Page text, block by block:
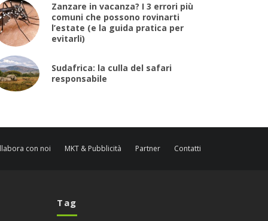
Zanzare in vacanza? I 3 errori più
comuni che possono rovinarti
l’estate (e la guida pratica per
evitarli)
Sudafrica: la culla del safari
responsabile
con noi MKT & Pubblicità Partner Contatti
Tag